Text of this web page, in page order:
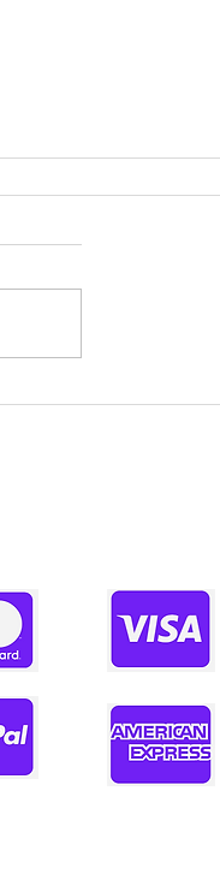
로그인 무림｜액션 웹툰